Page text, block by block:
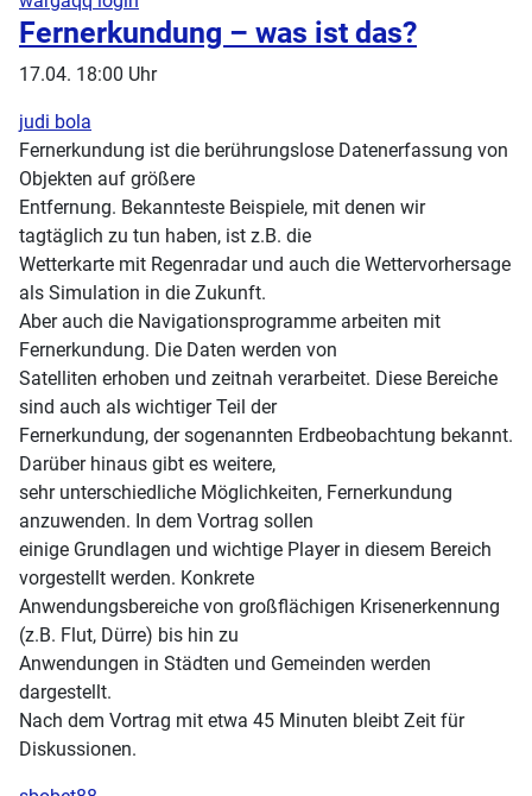
Fernerkundung – was ist das?
17.04. 18:00 Uhr
judi bola
Fernerkundung ist die berührungslose Datenerfassung von
Objekten auf größere
Entfernung. Bekannteste Beispiele, mit denen wir
tagtäglich zu tun haben, ist z.B. die
Wetterkarte mit Regenradar und auch die Wettervorhersage
als Simulation in die Zukunft.
Aber auch die Navigationsprogramme arbeiten mit
Fernerkundung. Die Daten werden von
Satelliten erhoben und zeitnah verarbeitet. Diese Bereiche
sind auch als wichtiger Teil der
Fernerkundung, der sogenannten Erdbeobachtung bekannt.
Darüber hinaus gibt es weitere,
sehr unterschiedliche Möglichkeiten, Fernerkundung
anzuwenden. In dem Vortrag sollen
einige Grundlagen und wichtige Player in diesem Bereich
vorgestellt werden. Konkrete
Anwendungsbereiche von großflächigen Krisenerkennung
(z.B. Flut, Dürre) bis hin zu
Anwendungen in Städten und Gemeinden werden
dargestellt.
Nach dem Vortrag mit etwa 45 Minuten bleibt Zeit für
Diskussionen.